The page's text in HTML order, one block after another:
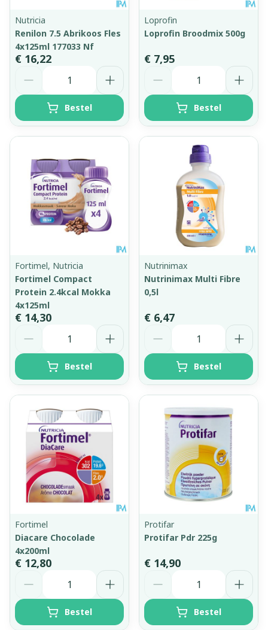
Nutricia
Renilon 7.5 Abrikoos Fles
4x125ml 177033 Nf
€ 16,22
Bestel
Loprofin
Loprofin Broodmix 500g
€ 7,95
Bestel
Fortimel, Nutricia
Fortimel Compact
Protein 2.4kcal Mokka
4x125ml
€ 14,30
Bestel
Nutrinimax
Nutrinimax Multi Fibre
0,5l
€ 6,47
Bestel
Fortimel
Diacare Chocolade
4x200ml
€ 12,80
Bestel
Protifar
Protifar Pdr 225g
€ 14,90
Bestel